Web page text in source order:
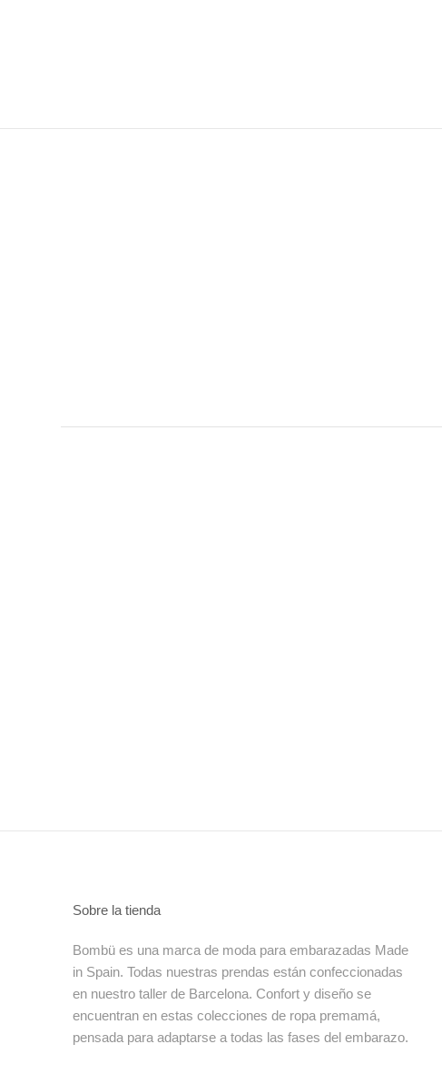
Sobre la tienda
Bombü es una marca de moda para embarazadas Made
in Spain. Todas nuestras prendas están confeccionadas
en nuestro taller de Barcelona. Confort y diseño se
encuentran en estas colecciones de ropa premamá,
pensada para adaptarse a todas las fases del embarazo.